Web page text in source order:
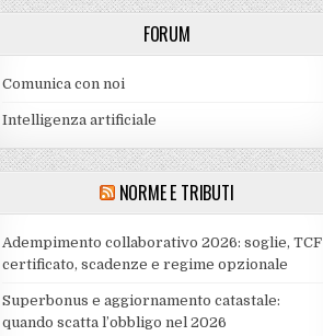
FORUM
Comunica con noi
Intelligenza artificiale
NORME E TRIBUTI
Adempimento collaborativo 2026: soglie, TCF
certificato, scadenze e regime opzionale
Superbonus e aggiornamento catastale:
quando scatta l’obbligo nel 2026